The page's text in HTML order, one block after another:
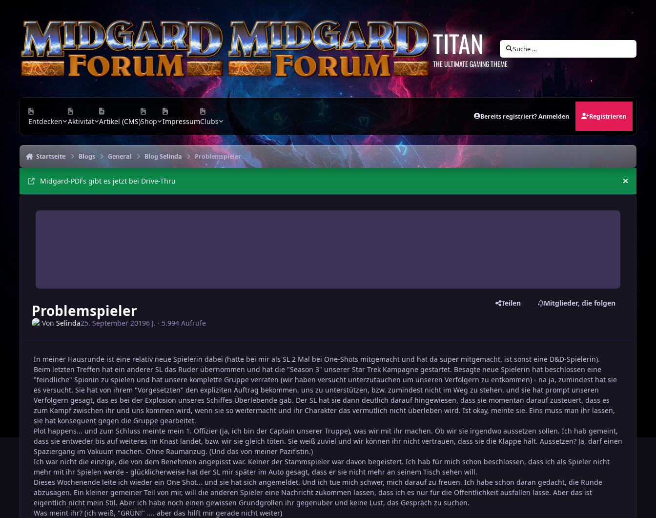
TITAN
THE ULTIMATE GAMING THEME
Suche …
Entdecken Aktivität Artikel (CMS)Shop ImpressumClubs
Bereits registriert? Anmelden Registrieren
Startseite Blogs General Blog Selinda Problemspieler
Midgard-PDFs gibt es jetzt bei Drive-Thru
Problemspieler Teilen Mitglieder, die folgen
Von Selinda25. September 20196 J. · 5.994 Aufrufe
In meiner Hausrunde ist eine relativ neue Spielerin dabei (hatte bei mir als SL 2 Mal bei One-Shots mitgemacht und hat da super mitgemacht, ist sonst eine D&D-Spielerin).
Beim letzten Treffen hat ein anderer SL das Ruder übernommen und hat die "Season 3" unserer Star Trek Kampagne gestartet. Besagte neue Spielerin hat beschlossen eine
"feindliche" Spionin zu spielen und hat unsere komplette Gruppe verraten (wir haben versucht unterzutauchen um unseren Verfolgern zu entkommen) - na ja, zumindest hat sie
es versucht. Sie hat von ihrem "Vorgesetzten" den expliziten Auftrag bekommen, uns zu unterstützen, bzw. zumindest nicht im Weg zu stehen, und sie hat prompt unseren
Verfolgern gesagt, das es bei der Explosion unseres Schiffes Überlebende gab. Der SL hat sie dann deutlich darauf hingewiesen, dass sie momentan darauf zusteuert, dass es
zum Kampf zwischen ihr und uns kommen wird, wenn sie so weitermacht und ihr Charakter das vermutlich nicht überleben wird. Ist okay, meinte sie. Eins muss man ihr lassen,
sie hat konsequent gegen die Gruppe gearbeitet.
Plot happens... und zum Schluss meinte mein 1. Offizier (ja, ich bin der Captain unserer Truppe), was wir mit ihr machen. Ob wir sie irgendwo aussetzen sollen. Ich hab gemeint,
dass sie entweder bis auf weiteres im Knast landet, bzw. wir sie gleich töten. Sie weiß zuviel und wir können ihr nicht vertrauen, dass sie die Klappe hält. Aussetzen? Ja, darf einen
Spaziergang im Vakuum machen. Ohne Raumanzug. (Und das von meiner Pazifistin.)
Ich war nicht die einzige, die von dem Benehmen angepisst war. Keiner der Stammspieler war davon begeistert. Ich hab für mich schon beschlossen, dass ich als Spieler nicht
mehr mit ihr Spielen werde - glücklicherweise hat der SL mir später im Auto gesagt, dass er sie nicht mehr an seinem Tisch sehen will.
Dieses Wochenende leite ich wieder ein One Shot... und sie hat sich angemeldet. Und ich tue mich schwer, mich darauf zu freuen. Ich habe schon daran gedacht, die Runde
abzusagen. Ein kleiner gemeiner Teil von mir, will die anderen Spieler eine Nachricht zukommen lassen, dass ich es nur für die Öffentlichkeit ausfallen lasse. Aber das ist
eigentlich nicht mein Stil. Aber ich habe noch einen gewissen Grundgrollen ihr gegenüber und keine Lust, das Gespräch zu suchen.
Was meint ihr? (ich weiß, "GRÜN!" .... aber das hilft mir gerade nicht weiter)